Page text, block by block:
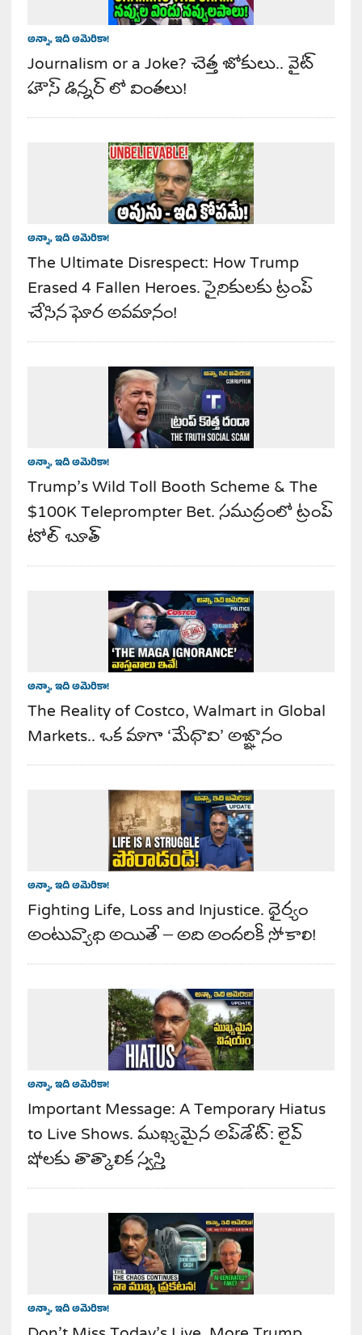
అన్నా, ఇది అమెరికా!
Journalism or a Joke? చెత్త జోకులు.. వైట్
హౌస్ డిన్నర్ లో వింతలు!
అన్నా, ఇది అమెరికా!
The Ultimate Disrespect: How Trump
Erased 4 Fallen Heroes. సైనికులకు ట్రంప్
చేసిన ఘోర అవమానం!
అన్నా, ఇది అమెరికా!
Trump’s Wild Toll Booth Scheme & The
$100K Teleprompter Bet. సముద్రంలో ట్రంప్
టోల్ బూత్
అన్నా, ఇది అమెరికా!
The Reality of Costco, Walmart in Global
Markets.. ఒక మాగా ‘మేధావి’ అజ్ఞానం
అన్నా, ఇది అమెరికా!
Fighting Life, Loss and Injustice. ధైర్యం
అంటువ్యాధి అయితే – అది అందరికీ సోకాలి!
అన్నా, ఇది అమెరికా!
Important Message: A Temporary Hiatus
to Live Shows. ముఖ్యమైన అప్‌డేట్: లైవ్
షోలకు తాత్కాలిక స్వస్తి
అన్నా, ఇది అమెరికా!